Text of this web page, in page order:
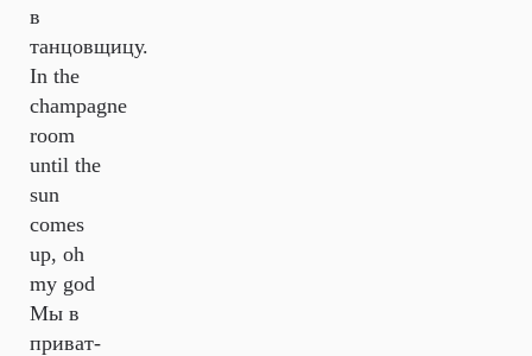
в
танцовщицу.
In the
champagne
room
until the
sun
comes
up, oh
my god
Мы в
приват-